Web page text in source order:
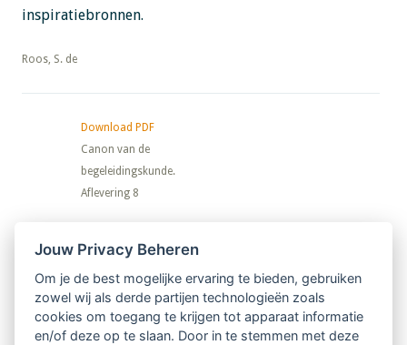
inspiratiebronnen.
​​​​​​​Roos, S. de
Download PDF
Canon van de
begeleidingskunde.
Aflevering 8
Nieuwsbrief
Ontvang 10 x per jaar de LVSC-
relatienieuwsbrief met o.a.:
Jouw Privacy Beheren
Om je de best mogelijke ervaring te bieden, gebruiken
zowel wij als derde partijen technologieën zoals
cookies om toegang te krijgen tot apparaat informatie
en/of deze op te slaan. Door in te stemmen met deze